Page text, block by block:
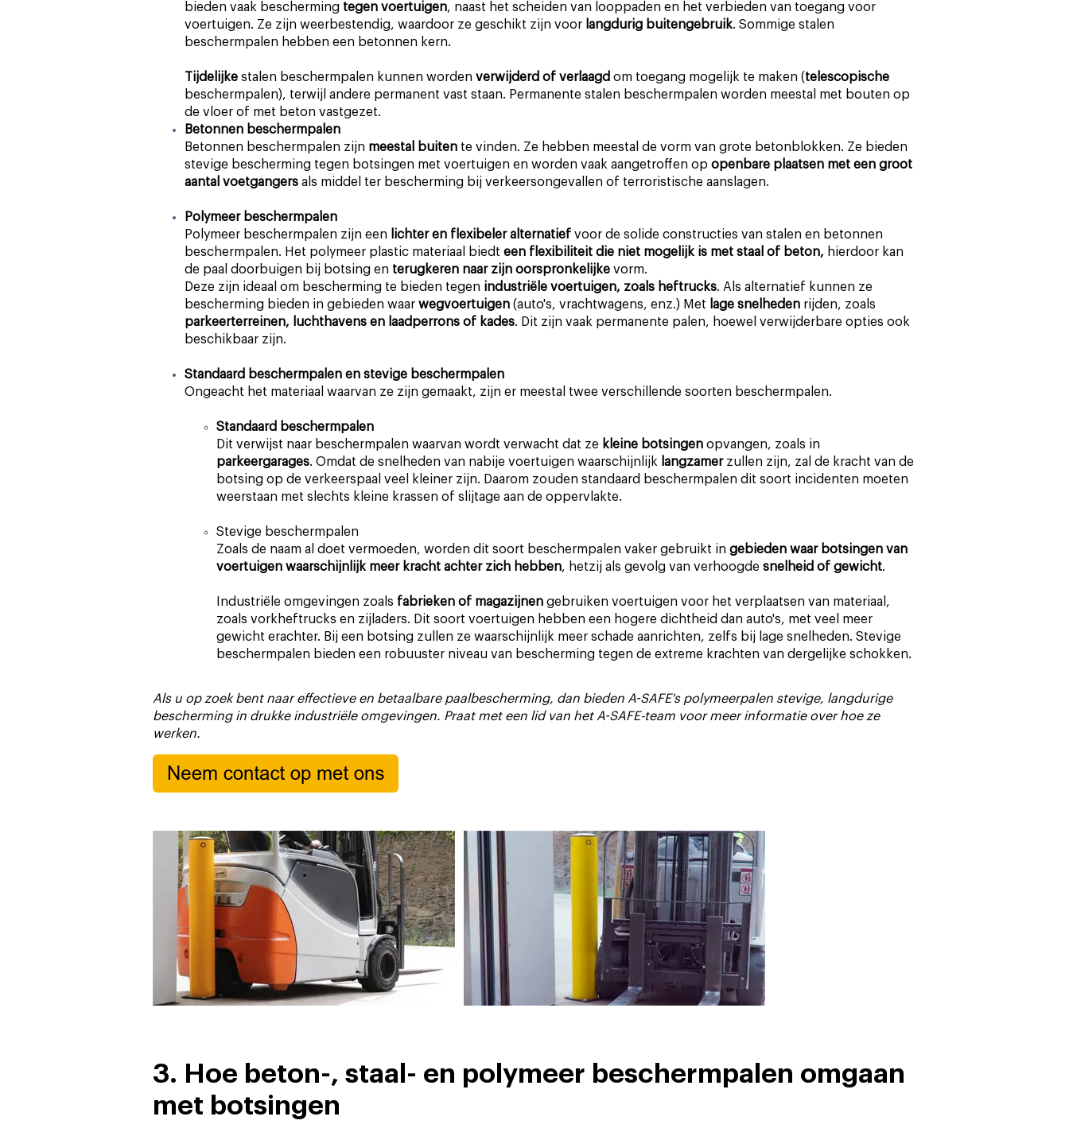
bieden vaak bescherming tegen voertuigen, naast het scheiden van looppaden en het verbieden van toegang voor
voertuigen. Ze zijn weerbestendig, waardoor ze geschikt zijn voor langdurig buitengebruik. Sommige stalen
beschermpalen hebben een betonnen kern.
Tijdelijke stalen beschermpalen kunnen worden verwijderd of verlaagd om toegang mogelijk te maken (telescopische
beschermpalen), terwijl andere permanent vast staan. Permanente stalen beschermpalen worden meestal met bouten op
de vloer of met beton vastgezet.
Betonnen beschermpalen
Betonnen beschermpalen zijn meestal buiten te vinden. Ze hebben meestal de vorm van grote betonblokken. Ze bieden
stevige bescherming tegen botsingen met voertuigen en worden vaak aangetroffen op openbare plaatsen met een groot
aantal voetgangers als middel ter bescherming bij verkeersongevallen of terroristische aanslagen.
Polymeer beschermpalen
Polymeer beschermpalen zijn een lichter en flexibeler alternatief voor de solide constructies van stalen en betonnen
beschermpalen. Het polymeer plastic materiaal biedt een flexibiliteit die niet mogelijk is met staal of beton, hierdoor kan
de paal doorbuigen bij botsing en terugkeren naar zijn oorspronkelijke vorm.
Deze zijn ideaal om bescherming te bieden tegen industriële voertuigen, zoals heftrucks. Als alternatief kunnen ze
bescherming bieden in gebieden waar wegvoertuigen (auto's, vrachtwagens, enz.) Met lage snelheden rijden, zoals
parkeerterreinen, luchthavens en laadperrons of kades. Dit zijn vaak permanente palen, hoewel verwijderbare opties ook
beschikbaar zijn.
Standaard beschermpalen en stevige beschermpalen
Ongeacht het materiaal waarvan ze zijn gemaakt, zijn er meestal twee verschillende soorten beschermpalen.
Standaard beschermpalen
Dit verwijst naar beschermpalen waarvan wordt verwacht dat ze kleine botsingen opvangen, zoals in
parkeergarages. Omdat de snelheden van nabije voertuigen waarschijnlijk langzamerzullen zijn, zal de kracht van de
botsing op de verkeerspaal veel kleiner zijn. Daarom zouden standaard beschermpalen dit soort incidenten moeten
weerstaan met slechts kleine krassen of slijtage aan de oppervlakte.
Stevige beschermpalen
Zoals de naam al doet vermoeden, worden dit soort beschermpalen vaker gebruikt in gebieden waar botsingen van
voertuigen waarschijnlijk meer kracht achter zich hebben, hetzij als gevolg van verhoogde snelheid of gewicht.
Industriële omgevingen zoals fabrieken of magazijnen gebruiken voertuigen voor het verplaatsen van materiaal,
zoals vorkheftrucks en zijladers. Dit soort voertuigen hebben een hogere dichtheid dan auto's, met veel meer
gewicht erachter. Bij een botsing zullen ze waarschijnlijk meer schade aanrichten, zelfs bij lage snelheden. Stevige
beschermpalen bieden een robuuster niveau van bescherming tegen de extreme krachten van dergelijke schokken.
Als u op zoek bent naar effectieve en betaalbare paalbescherming, dan bieden A-SAFE's polymeerpalen stevige, langdurige
bescherming in drukke industriële omgevingen. Praat met een lid van het A-SAFE-team voor meer informatie over hoe ze
werken.
3. Hoe beton-, staal- en polymeer beschermpalen omgaan
met botsingen